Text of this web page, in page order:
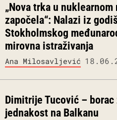
„Nova trka u nuklearnom
započela“: Nalazi iz
Stokholmskog
mirovna istraživanja
Ana Milosavljević
Dimitrije Tucović –
jednakost na Balkanu